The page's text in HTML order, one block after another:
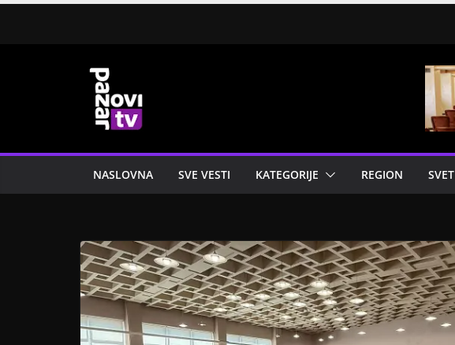
NASLOVNA SVE VESTI KATEGORIJE REGION SVET